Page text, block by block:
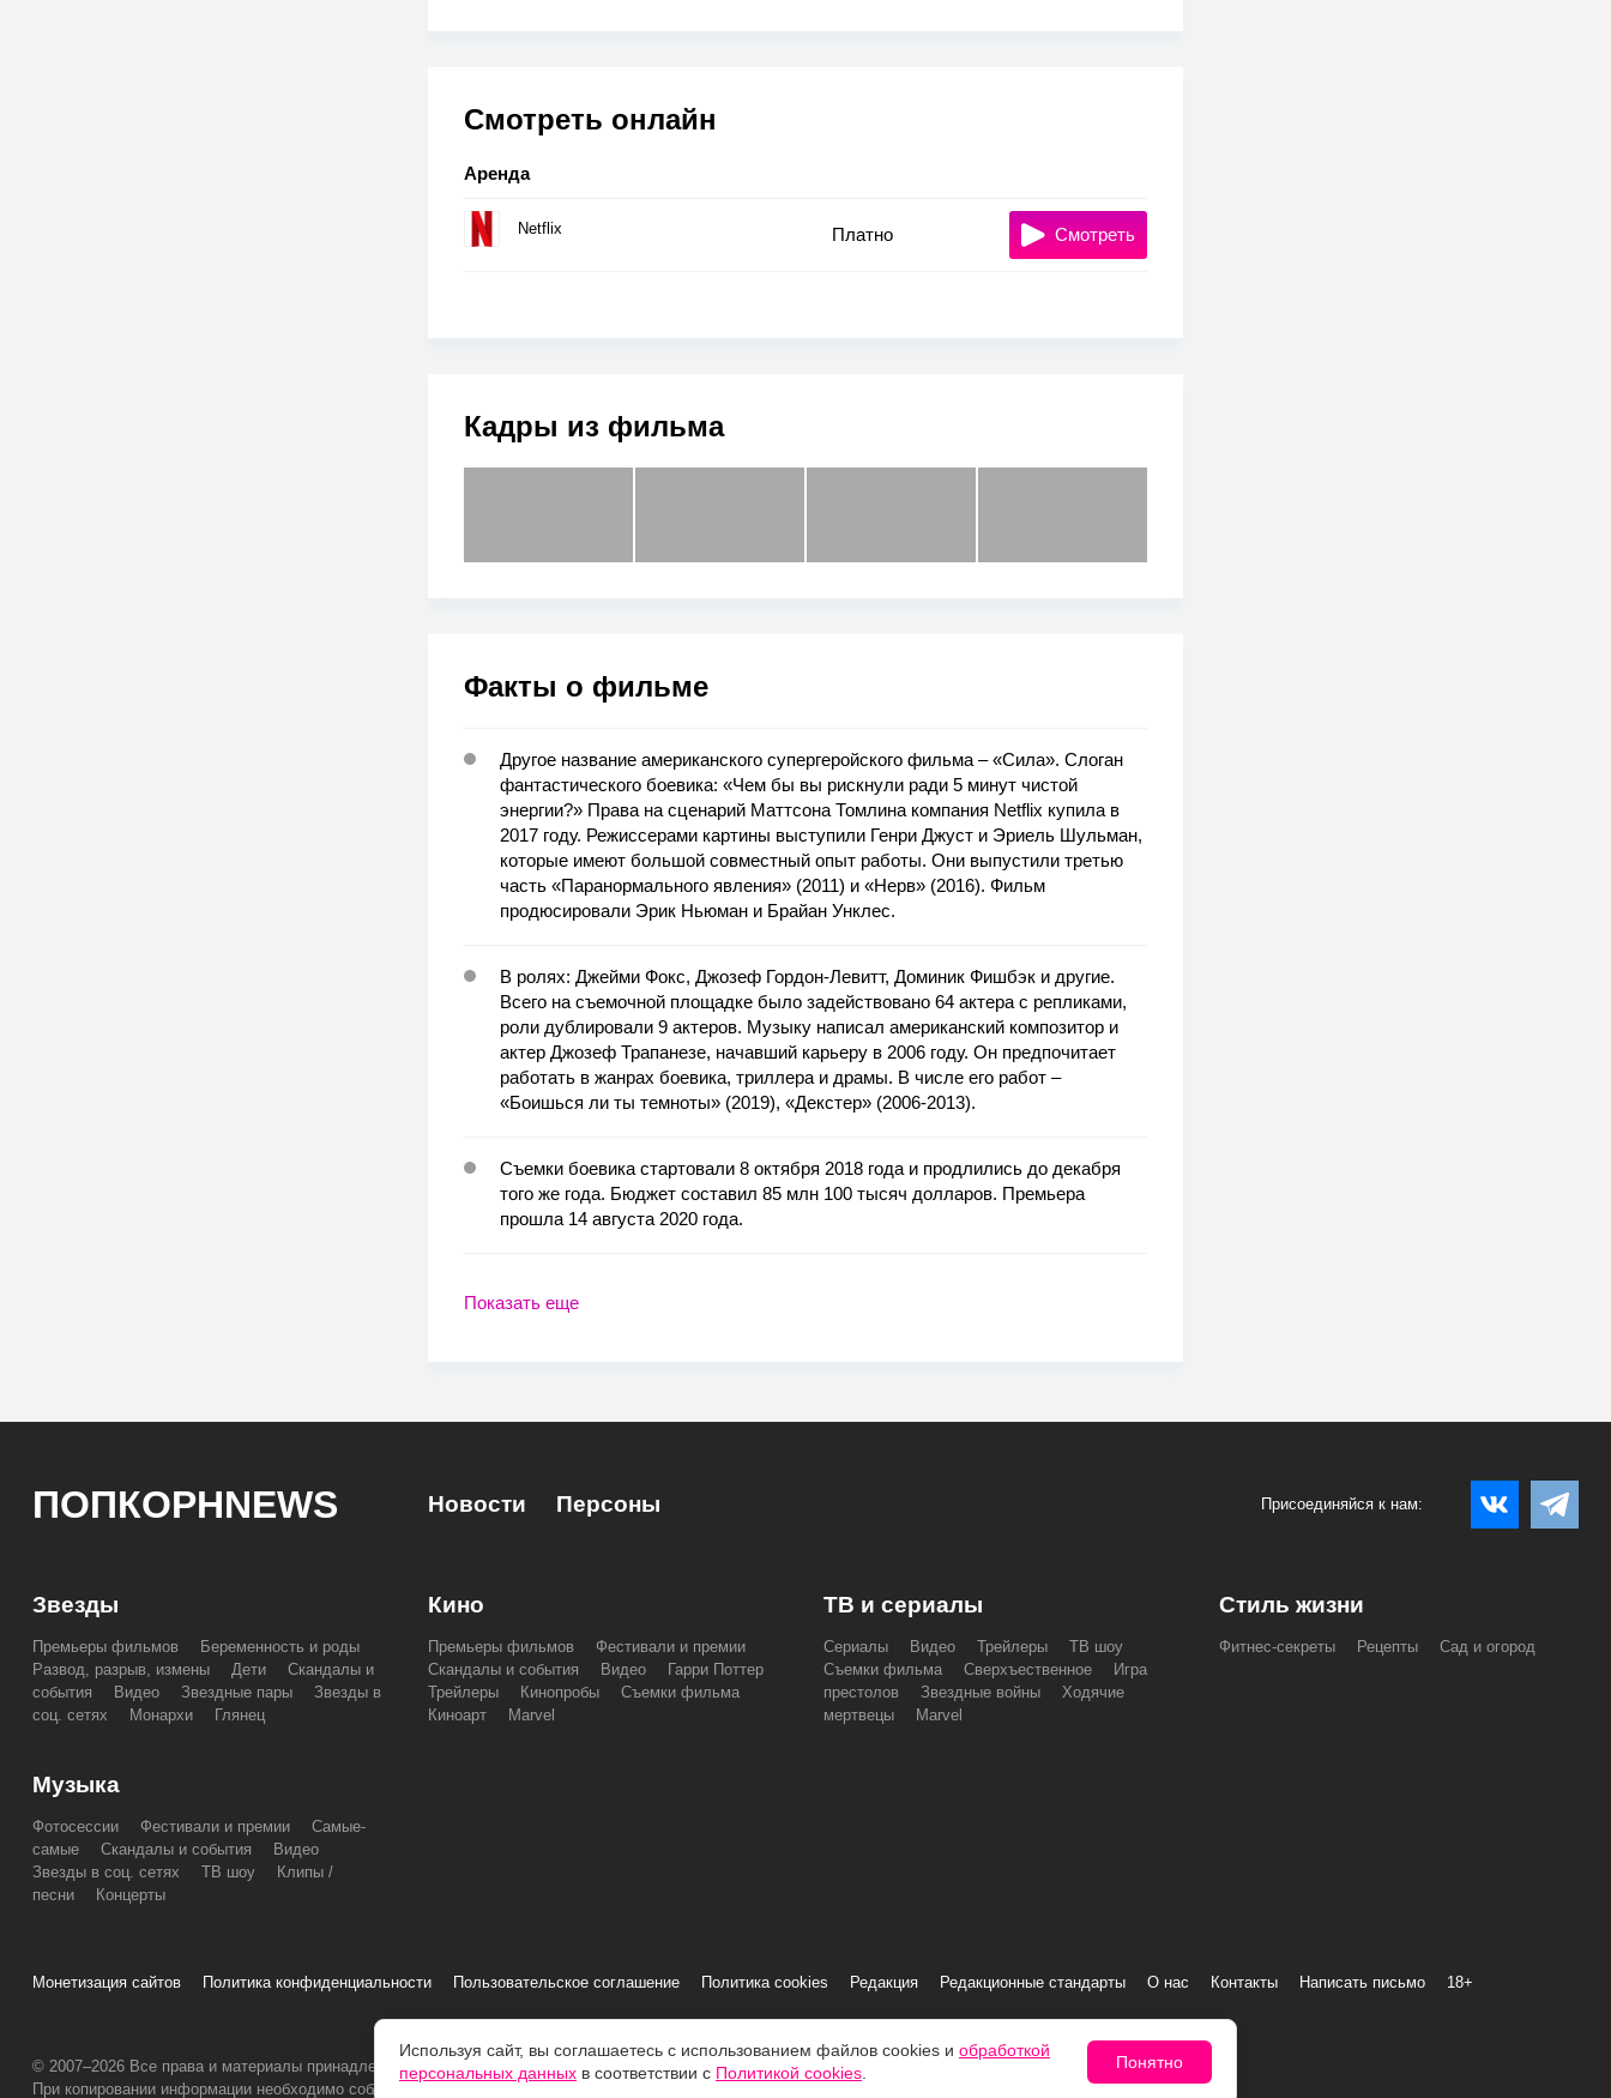
Смотреть онлайн
Аренда
Netflix Платно Смотреть
Кадры из фильма
Факты о фильме
Другое название американского супергеройского фильма ‒ «Сила». Слоган
фантастического боевика: «Чем бы вы рискнули ради 5 минут чистой
энергии?» Права на сценарий Маттсона Томлина компания Netflix купила в
2017 году. Режиссерами картины выступили Генри Джуст и Эриель Шульман,
которые имеют большой совместный опыт работы. Они выпустили третью
часть «Паранормального явления» (2011) и «Нерв» (2016). Фильм
продюсировали Эрик Ньюман и Брайан Унклес.
В ролях: Джейми Фокс, Джозеф Гордон-Левитт, Доминик Фишбэк и другие.
Всего на съемочной площадке было задействовано 64 актера с репликами,
роли дублировали 9 актеров. Музыку написал американский композитор и
актер Джозеф Трапанезе, начавший карьеру в 2006 году. Он предпочитает
работать в жанрах боевика, триллера и драмы. В числе его работ ‒
«Боишься ли ты темноты» (2019), «Декстер» (2006-2013).
Съемки боевика стартовали 8 октября 2018 года и продлились до декабря
того же года. Бюджет составил 85 млн 100 тысяч долларов. Премьера
прошла 14 августа 2020 года.
Показать еще
ПОПКОРНNEWS Новости Персоны Присоединяйся к нам:
Звезды
Премьеры фильмов
Беременность и роды
Развод, разрыв, измены
Дети
Скандалы и
события
Видео Звездные пары
Звезды в
соц. сетях
Монархи Глянец
Кино
Премьеры фильмов
Фестивали и премии
Скандалы и события
Видео
Гарри Поттер
Трейлеры
Кинопробы
Съемки фильма
Киноарт
Marvel
ТВ и сериалы
Сериалы Видео Трейлеры
ТВ шоу
Съемки фильма
Сверхъественное
Игра
престолов
Звездные войны
Ходячие
мертвецы
Marvel
Стиль жизни
Фитнес-секреты Рецепты Сад и огород
Музыка
Фотосессии Фестивали и премии
Самые-
самые
Скандалы и события
Видео
Звезды в соц. сетях
ТВ шоу
Клипы /
песни
Концерты
Монетизация сайтов Политика конфиденциальности Пользовательское соглашение Политика cookies Редакция Редакционные стандарты О нас Контакты Написать письмо 18+
© 2007–2026 Все права и материалы принадлежат «ПОПКОРНNEWS»
При копировании информации необходимо соблюдать
Используя сайт, вы соглашаетесь с использованием файлов cookies и обработкой
персональных данных в соответствии с Политикой cookies
Понятно